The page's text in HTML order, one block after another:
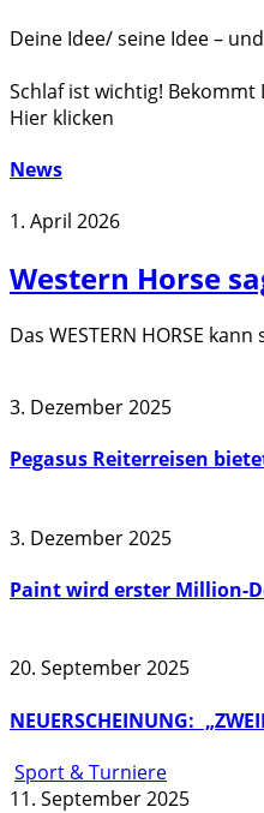
Deine Idee/ seine Idee –
Schlaf ist wichtig! Bekommt
Hier klicken
News
1. April 2026
Western Horse
Das WESTERN HORSE
3. Dezember 2025
Pegasus Reiterreisen
3. Dezember 2025
Paint wird erster Million-
20. September 2025
NEUERSCHEINUNG:
Sport & Turniere
11. September 2025